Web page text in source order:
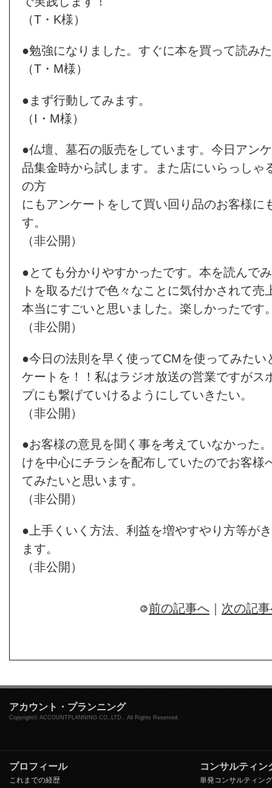
（T・K様）
●勉強になりました。すぐに本を買って読み
（T・M様）
●まず行動してみます。
（I・M様）
●仏壇、墓石の販売をしています。今日アン
品集金時から試します。また店にいらっしゃ
の方
にもアンケートをして買い回り品のお客様に
す。
（非公開）
●とても分かりやすかったです。本を読んで
トを取るだけで色々なことに気付かされて売
本当にすごいと思いました。楽しかったです
（非公開）
●今日の法則を早く使ってCMを使ってみたい
ケートを！！私はラジオ放送の営業ですがス
プにも繋げていけるようにしていきたい。
（非公開）
●お客様の意見を聞く事を考えていなかった
けを中心にチラシを配布していたのでお客様
てみたいと思います。
（非公開）
●上手くいく方法、利益を増やすやり方等が
ます。
（非公開）
前の記事へ 次の記
アカウント・プランニング
Copyright© ACCOUNTPLANNING CO.,LTD.. All Rights Reserved.
プロフィール
これまでの経歴
コンサルティン
単発コンサルティング